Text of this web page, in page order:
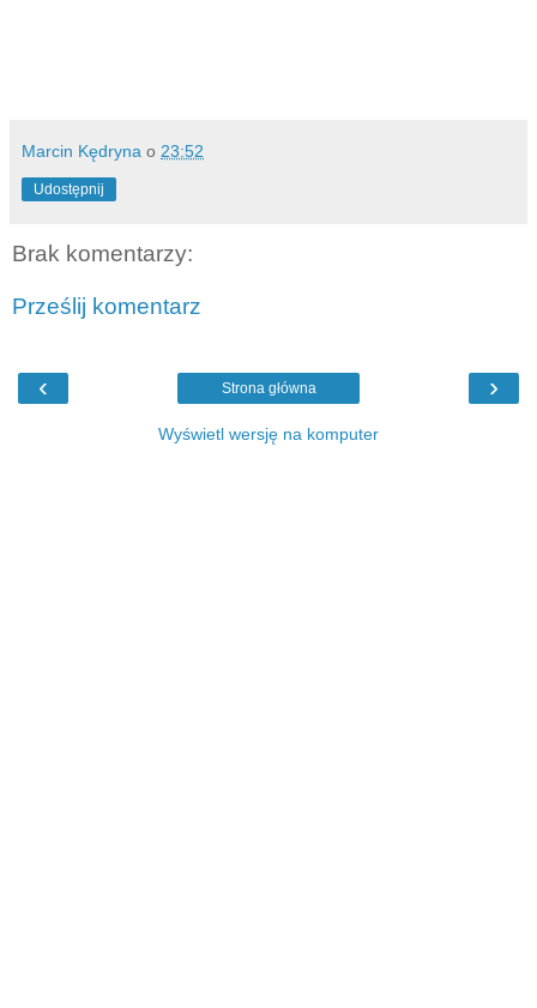
Marcin Kędryna o 23:52
Udostępnij
Brak komentarzy:
Prześlij komentarz
‹ ›
Strona główna
Wyświetl wersję na komputer